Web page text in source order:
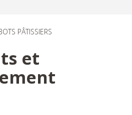
PÂTISSIERS
et